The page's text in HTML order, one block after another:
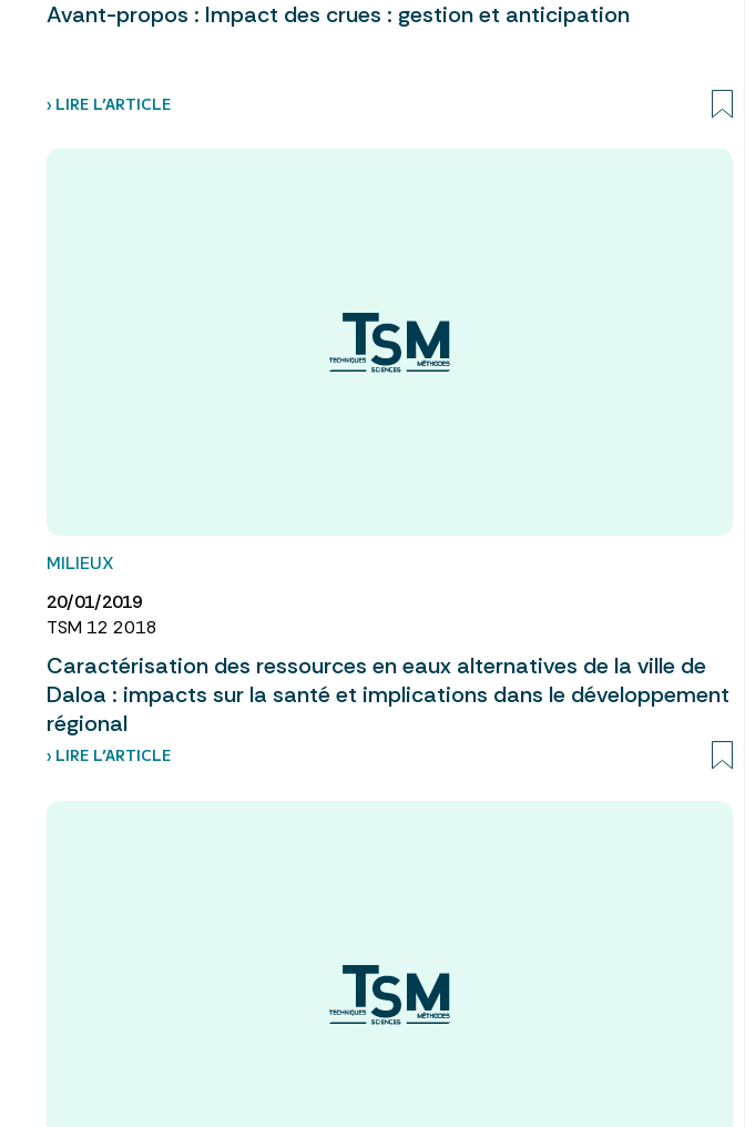
Avant-propos : Impact des crues : gestion et anticipation
› LIRE L’ARTICLE
MILIEUX
20/01/2019
TSM 12 2018
Caractérisation des ressources en eaux alternatives de la ville de
Daloa : impacts sur la santé et implications dans le développement
régional
› LIRE L’ARTICLE